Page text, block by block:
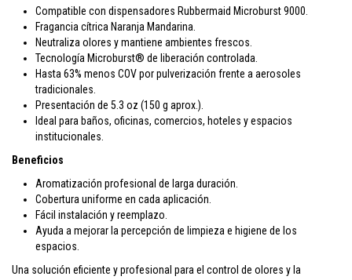
Compatible con dispensadores Rubbermaid Microburst 9000.
Fragancia cítrica Naranja Mandarina.
Neutraliza olores y mantiene ambientes frescos.
Tecnología Microburst® de liberación controlada.
Hasta 63% menos COV por pulverización frente a aerosoles
tradicionales.
Presentación de 5.3 oz (150 g aprox.).
Ideal para baños, oficinas, comercios, hoteles y espacios
institucionales.
Beneficios
Aromatización profesional de larga duración.
Cobertura uniforme en cada aplicación.
Fácil instalación y reemplazo.
Ayuda a mejorar la percepción de limpieza e higiene de los
espacios.
Una solución eficiente y profesional para el control de olores y la